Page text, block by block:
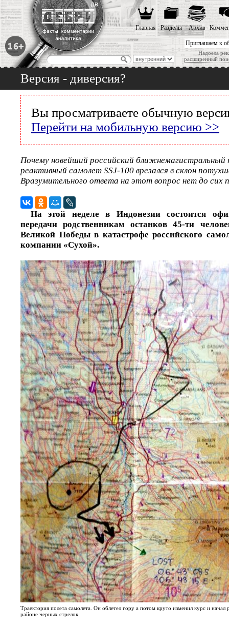
Приглашаем к
Надоела
расширенный
Главная Разделы Архив
Версия - диверсия?
Вы просматриваете обычную
Перейти на мобильную версию >>
Почему новейший российский
реактивный самолет SSJ-100 врезался в склон
Вразумительного ответа на этот вопрос нет до сих
На этой неделе в Индонезии состоится
передачи родственникам останков 45-ти
Великой Победы в катастрофе российского
компании «Сухой».
Траектория полета самолета. Он облетел гору а потом круто изменил курс и начал
районе черных стрелок